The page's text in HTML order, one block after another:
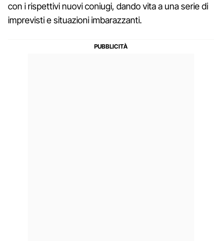
con i rispettivi nuovi coniugi, dando vita a una serie di
imprevisti e situazioni imbarazzanti.